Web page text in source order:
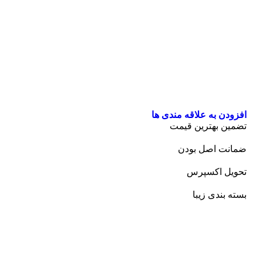
افزودن به علاقه مندی ها
تضمین بهترین قیمت
ضمانت اصل بودن
تحویل اکسپرس
بسته بندی زیبا